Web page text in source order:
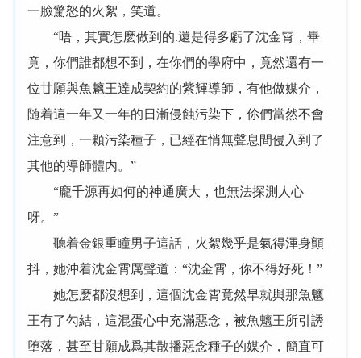
一臉驚怒的火絮，笑道。
“唔，其實怎麽做到的.還是得多虧了沈金霄，畢
竟，你們誰都想不到，在你們的學府中，竟然還有一
位甘願與魚魑王達成契約的紫輝導師，有他做媒介，
随着這一年又一年的日漸侵蝕污染下，伱們當然不會
注意到，一顆污染種子，已經在悄無聲息間侵入到了
其他的導師體内。”
“龐千源再如何的神通廣大，也無法探測人心
呀。”
聽着金銀重瞳男子這話，火絮幾乎是氣得渾身顫
抖，她沖着沈金霄厲聲道：“沈金霄，你不得好死！”
她怎麽都沒想到，這個沈金霄竟然早就與那魚魑
王有了勾結，這混蛋心中充滿惡念，被魚魑王所引誘
堕落，甚至甘願成爲其散播惡念種子的媒介，簡直可